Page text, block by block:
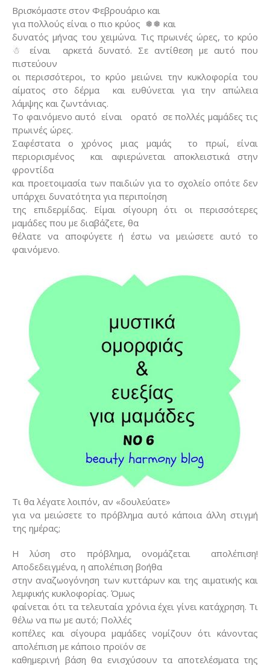
Βρισκόμαστε στον Φεβρουάριο και
για πολλούς είναι ο πιο κρύος ❅❅ και
δυνατός μήνας του χειμώνα. Τις πρωινές ώρες, το κρύο
☃ είναι
αρκετά δυνατό. Σε αντίθεση με αυτό που
πιστεύουν
οι περισσότεροι, το κρύο μειώνει την κυκλοφορία του
αίματος στο δέρμα
και ευθύνεται για την απώλεια
λάμψης και ζωντάνιας.
Το φαινόμενο αυτό είναι ορατό σε πολλές μαμάδες τις
πρωινές ώρες.
Σαφέστατα ο χρόνος μιας μαμάς
το πρωί, είναι
περιορισμένος
και αφιερώνεται αποκλειστικά στην
φροντίδα
και προετοιμασία των παιδιών για το σχολείο οπότε δεν
υπάρχει δυνατότητα για περιποίηση
της επιδερμίδας. Είμαι σίγουρη ότι οι περισσότερες
μαμάδες που με διαβάζετε, θα
θέλατε να αποφύγετε ή έστω να μειώσετε αυτό το
φαινόμενο.
Τι θα λέγατε λοιπόν, αν «δουλεύατε»
για να μειώσετε το πρόβλημα αυτό κάποια άλλη στιγμή
της ημέρας;
Η λύση στο πρόβλημα, ονομάζεται
απολέπιση!
Αποδεδειγμένα, η απολέπιση βοήθα
στην αναζωογόνηση των κυττάρων και της αιματικής και
λεμφικής κυκλοφορίας. Όμως
φαίνεται ότι τα τελευταία χρόνια έχει γίνει κατάχρηση. Τι
θέλω να πω με αυτό; Πολλές
κοπέλες και σίγουρα μαμάδες νομίζουν ότι κάνοντας
απολέπιση με κάποιο προϊόν σε
καθημερινή βάση θα ενισχύσουν τα αποτελέσματα της